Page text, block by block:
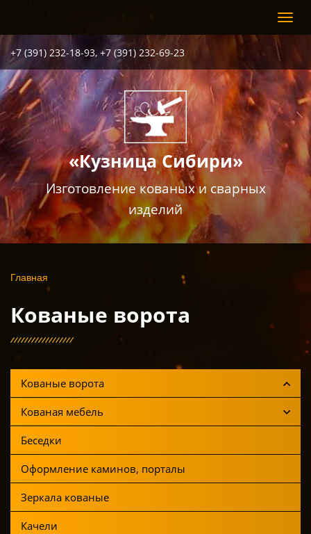
основному
содержанию
+7 (391) 232-18-93, +7 (391) 232-69-23
«Кузница Сибири»
Изготовление кованых и сварных
изделий
Вы
здесь
Главная
Кованые ворота
Кованые ворота
Кованая мебель
Беседки
Оформление каминов, порталы
Зеркала кованые
Качели